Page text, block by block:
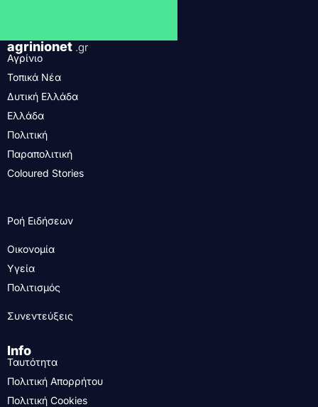
agrinionet .gr
Αγρίνιο
Τοπικά Νέα
Δυτική Ελλάδα
Ελλάδα
Πολιτική
Παραπολιτική
Coloured Stories
Ροή Ειδήσεων
Οικονομία
Υγεία
Πολιτισμός
Συνεντεύξεις
Info
Ταυτότητα
Πολιτική Απορρήτου
Πολιτική Cookies